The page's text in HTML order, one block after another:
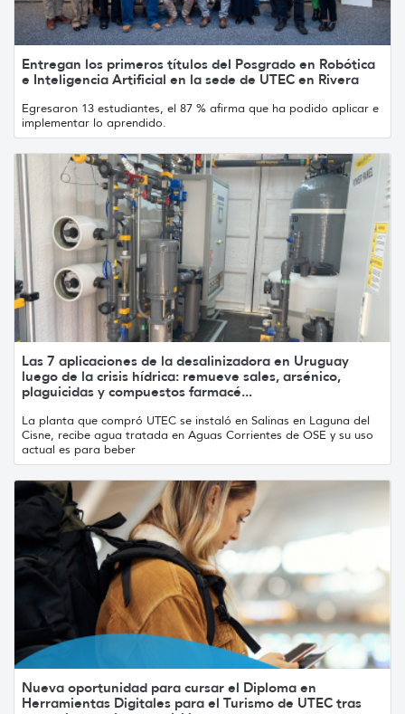
Entregan los primeros títulos del Posgrado en Robótica
e Inteligencia Artificial en la sede de UTEC en Rivera
Egresaron 13 estudiantes, el 87 % afirma que ha podido aplicar e
implementar lo aprendido.
Las 7 aplicaciones de la desalinizadora en Uruguay
luego de la crisis hídrica: remueve sales, arsénico,
plaguicidas y compuestos farmacé...
La planta que compró UTEC se instaló en Salinas en Laguna del
Cisne, recibe agua tratada en Aguas Corrientes de OSE y su uso
actual es para beber
Nueva oportunidad para cursar el Diploma en
Herramientas Digitales para el Turismo de UTEC tras